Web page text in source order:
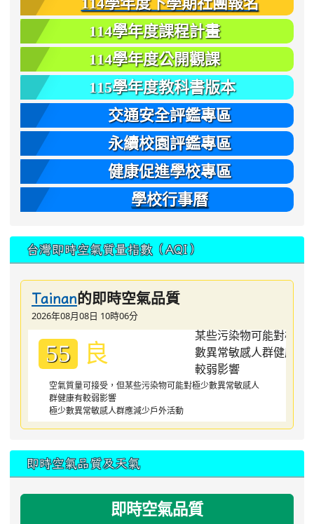
114學年度課程計畫
114學年度公開觀課
115學年度教科書版本
交通安全評鑑專區
永續校園評鑑專區
健康促進學校專區
學校行事曆
台灣即時空氣質量指數（AQI）
Tainan的即時空氣品質
2026年08月08日 10時06分
55 良
空氣質量可接受，但某些污染物可能對極少數異常敏感人
群健康有較弱影響
極少數異常敏感人群應減少戶外活動
即時空氣品質及天氣
即時空氣品質